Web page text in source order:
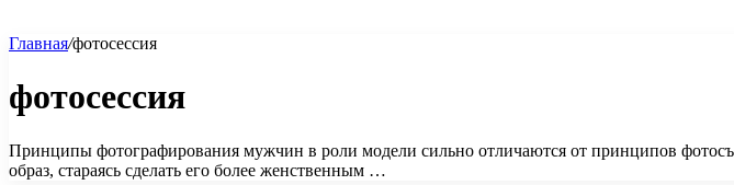
Главная/фотосессия
фотосессия
Принципы фотографирования мужчин в роли модели сильно отличаются от принципов
образ, стараясь сделать его более женственным …